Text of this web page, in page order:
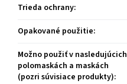
Trieda ochrany:
Opakované použitie:
Možno použiť v nasledujúcich
polomaskách a maskách
(pozri súvisiace produkty):